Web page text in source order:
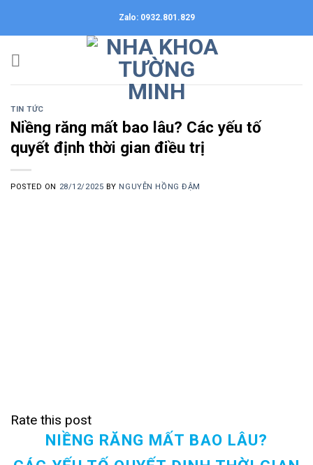
Zalo: 0932.801.829
TIN TỨC
Niềng răng mất bao lâu? Các yếu tố
quyết định thời gian điều trị
POSTED ON 28/12/2025 BY NGUYỄN HỒNG ĐẬM
Rate this post
NIỀNG RĂNG MẤT BAO LÂU?